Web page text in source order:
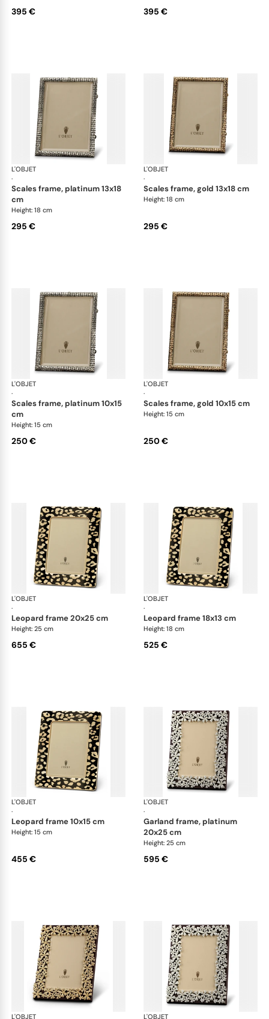
395 € 395 €
L'OBJET
·
Picture Frames
scales frame, platinum 13x18
cm
Height: 18 cm
295 €
L'OBJET
·
scales frame, gold 13x18 cm
Height: 18 cm
295 €
L'OBJET
·
Picture Frames
scales frame, platinum 10x15
cm
Height: 15 cm
250 €
L'OBJET
·
scales frame, gold 10x15 cm
Height: 15 cm
250 €
L'OBJET
·
Picture Frames
leopard frame 20x25 cm
Height: 25 cm
655 €
L'OBJET
·
leopard frame 18x13 cm
Height: 18 cm
525 €
L'OBJET
·
Picture Frames
leopard frame 10x15 cm
Height: 15 cm
455 €
L'OBJET
·
garland frame, platinum
20x25 cm
Height: 25 cm
595 €
L'OBJET Picture Frames
L'OBJET